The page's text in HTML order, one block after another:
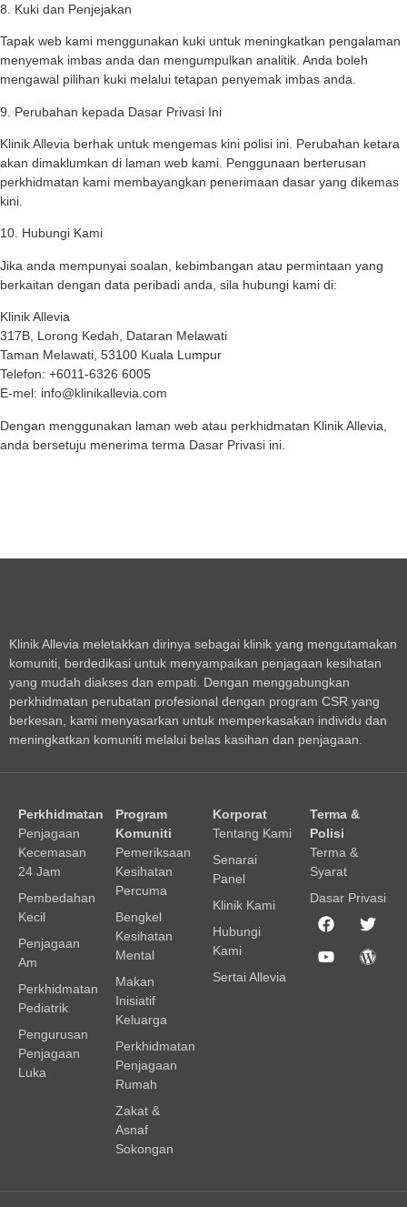
8. Kuki dan Penjejakan
Tapak web kami menggunakan kuki untuk meningkatkan pengalaman
menyemak imbas anda dan mengumpulkan analitik. Anda boleh
mengawal pilihan kuki melalui tetapan penyemak imbas anda.
9. Perubahan kepada Dasar Privasi Ini
Klinik Allevia berhak untuk mengemas kini polisi ini. Perubahan ketara
akan dimaklumkan di laman web kami. Penggunaan berterusan
perkhidmatan kami membayangkan penerimaan dasar yang dikemas
kini.
10. Hubungi Kami
Jika anda mempunyai soalan, kebimbangan atau permintaan yang
berkaitan dengan data peribadi anda, sila hubungi kami di:
Klinik Allevia
317B, Lorong Kedah, Dataran Melawati
Taman Melawati, 53100 Kuala Lumpur
Telefon: +6011-6326 6005
E-mel: info@klinikallevia.com
Dengan menggunakan laman web atau perkhidmatan Klinik Allevia,
anda bersetuju menerima terma Dasar Privasi ini.
Klinik Allevia meletakkan dirinya sebagai klinik yang mengutamakan
komuniti, berdedikasi untuk menyampaikan penjagaan kesihatan
yang mudah diakses dan empati. Dengan menggabungkan
perkhidmatan perubatan profesional dengan program CSR yang
berkesan, kami menyasarkan untuk memperkasakan individu dan
meningkatkan komuniti melalui belas kasihan dan penjagaan.
Perkhidmatan
Penjagaan
Kecemasan
24 Jam
Pembedahan
Kecil
Penjagaan
Am
Perkhidmatan
Pediatrik
Pengurusan
Penjagaan
Luka
Program
Komuniti
Pemeriksaan
Kesihatan
Percuma
Bengkel
Kesihatan
Mental
Makan
Inisiatif
Keluarga
Perkhidmatan
Penjagaan
Rumah
Zakat &
Asnaf
Sokongan
Korporat
Tentang Kami
Senarai
Panel
Klinik Kami
Hubungi
Kami
Sertai Allevia
Terma &
Polisi
Terma &
Syarat
Dasar Privasi